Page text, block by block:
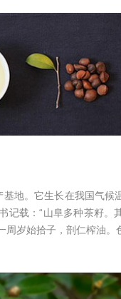
地。它生长在我国气候
载：“山阜多种茶籽。
岁始拾子，剖仁榨油。